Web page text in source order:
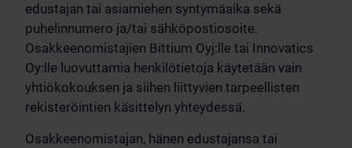
edustajan tai asiamiehen syntymäaika sekä
puhelinnumero ja/tai sähköpostiosoite.
Osakkeenomistajien Bittium Oyj:lle tai Innovatics
Oy:lle luovuttamia henkilötietoja käytetään vain
yhtiökokouksen ja siihen liittyvien tarpeellisten
rekisteröintien käsittelyn yhteydessä.
Osakkeenomistajan, hänen edustajansa tai